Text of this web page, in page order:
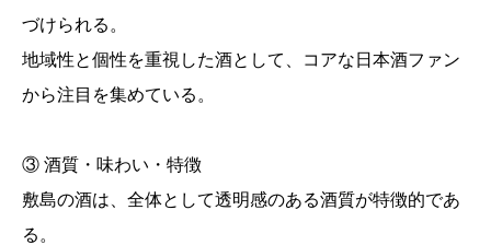
づけられる。
地域性と個性を重視した酒として、コアな日本酒ファン
から注目を集めている。
③ 酒質・味わい・特徴
敷島の酒は、全体として透明感のある酒質が特徴的であ
る。